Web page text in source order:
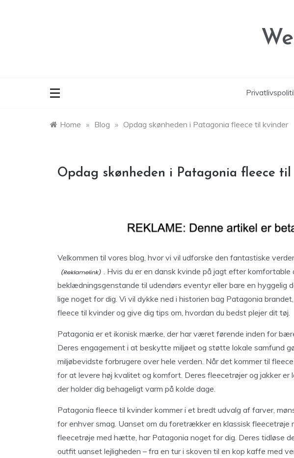
Home » Blog » Opdag skønheden i Patagonia fleece til kvinder
Opdag skønheden i Patagonia fleece
Velkommen til vores blog, hvor vi vil udforske den fantastiske
. Hvis du er en dansk kvinde på jagt efter komfortable
beklædningsgenstande til udendørs eventyr eller bare en hyggelig
lige noget for dig. Vi vil dykke ned i historien bag Patagonia
fleece til kvinder og give dig tips om, hvordan du bedst plejer dit tøj.
Patagonia er et ikonisk mærke, der har været førende inden for
Deres engagement i at beskytte miljøet og støtte lokale samfund
miljøbevidste forbrugere over hele verden. Når det kommer til
for at levere høj kvalitet og komfort. Deres fleecetrøjer og jakker er
der holder dig behageligt varm på kolde dage.
Patagonia fleece til kvinder kommer i et bredt udvalg af farver,
for enhver smag. Uanset om du foretrækker en klassisk fleecetrøje
fleecetrøje med hætte, har Patagonia noget for dig. Deres tidløse
outfit uanset lejligheden – fra en tur i skoven til en kop kaffe med